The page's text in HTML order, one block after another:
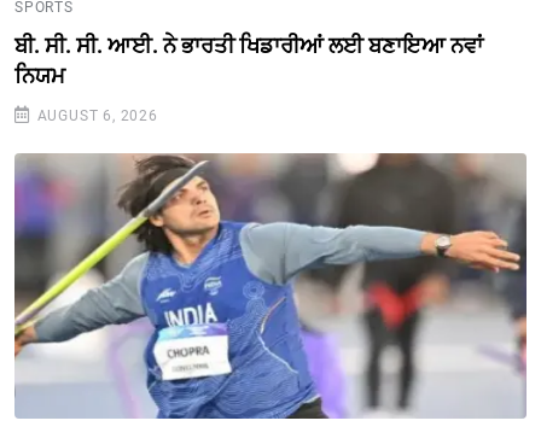
SPORTS
ਬੀ. ਸੀ. ਸੀ. ਆਈ. ਨੇ ਭਾਰਤੀ ਖਿਡਾਰੀਆਂ ਲਈ ਬਣਾਇਆ ਨਵਾਂ
ਨਿਯਮ
AUGUST 6, 2026